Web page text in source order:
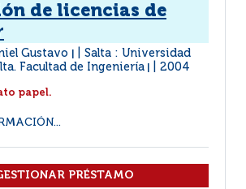
de licencias de
Gustavo
Salta : Universidad
Facultad de Ingeniería
2004
papel.